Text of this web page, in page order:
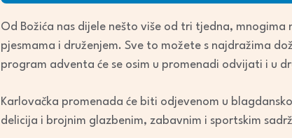
Od Božića nas dijele nešto više od tri tjedna,
pjesmama i druženjem. Sve to možete s najdražima
program adventa će se osim u promenadi odvijati i u
Karlovačka promenada će biti odjevenom u
delicija i brojnim glazbenim, zabavnim i sportskim